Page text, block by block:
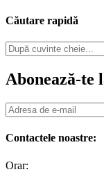
Căutare rapidă
Abonează-te
Contactele noastre:
Orar: